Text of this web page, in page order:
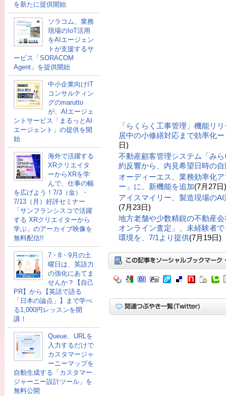
を新たに提供開始
ソラコム、業務
現場のIoT活用
をAIエージェン
トが支援するサ
ービス「SORACOM
Agent」を提供開始
中小企業向けIT
コンサルティン
グのmarutto
が、AIエージェ
ントサービス「まるっとAI
エージェント」の提供を開
始
海外で活躍する
XRクリエイタ
ーからXRを学
んで、仕事の幅
を広げよう！7/3（金）・
7/13（月）好評セミナー
「サンフランシスコで活躍
する XRクリエイターから
学ぶ」のアーカイブ映像を
無料配信!!
7・8・9月の土
曜日は、英語力
の強化にあてま
せんか？【自己
PR】から【英語で語る
「日本の論点」】まで学べ
る1,000円レッスンを開
講！
Queue、URLを
入力するだけで
カスタマージャ
ーニーマップを
自動生成する「カスタマー
ジャーニー設計ツール」を
無料公開
「らくらく工事管理」機能リ
居中の小修繕対応まで効率化
日)
不動産顧客管理システム「み
約反響から、内見希望日時の
オーディーエス、業務効率化
ー」に、新機能を追加(7月27日)
アイスマイリー、製造現場の
(7月23日)
地方老舗や少数精鋭の不動産
オンライン査定」、未経験者
環境を、7/1より提供(7月19日)